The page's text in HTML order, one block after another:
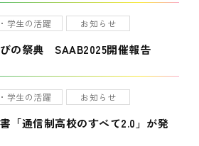
学生の活躍 お知らせ
の祭典 SAAB2025開催報告
学生の活躍 お知らせ
「通信制高校のすべて2.0」が発